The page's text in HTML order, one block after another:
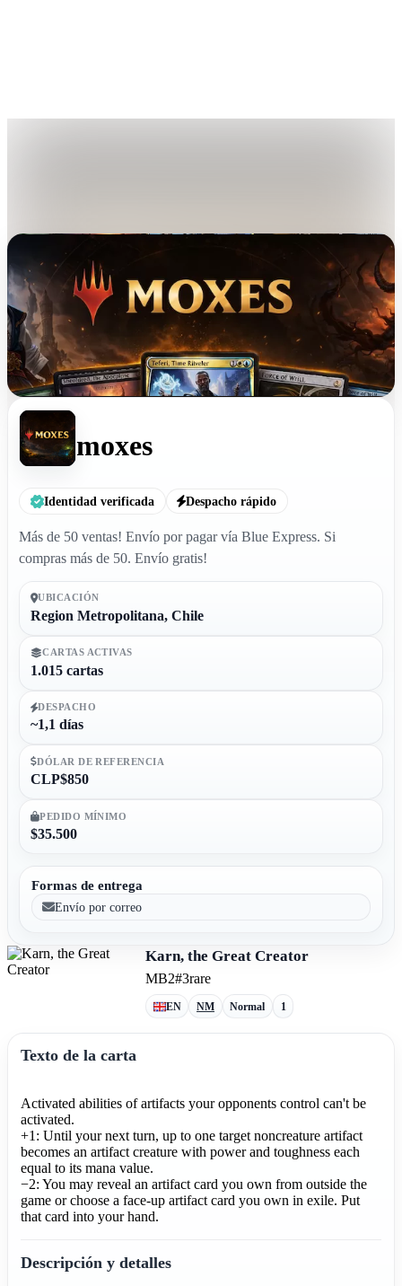
moxes
Identidad verificada Despacho rápido
Más de 50 ventas! Envío por pagar vía Blue Express. Si
compras más de 50. Envío gratis!
UBICACIÓN
Region Metropolitana, Chile
CARTAS ACTIVAS
1.015 cartas
DESPACHO
~1,1 días
DÓLAR DE REFERENCIA
CLP$850
PEDIDO MÍNIMO
$35.500
Formas de entrega
Envío por correo
Karn, the Great Creator
MB2#3rare
EN NM Normal 1
Texto de la carta
Activated abilities of artifacts your opponents control can't be
activated.
+1: Until your next turn, up to one target noncreature artifact
becomes an artifact creature with power and toughness each
equal to its mana value.
−2: You may reveal an artifact card you own from outside the
game or choose a face-up artifact card you own in exile. Put
that card into your hand.
Descripción y detalles